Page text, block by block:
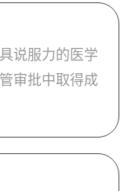
说服力的医学
审批中取得成